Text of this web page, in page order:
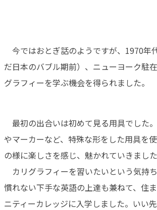
今ではおとぎ話のようですが、1970年
だ日本のバブル期前）、ニューヨーク駐
グラフィーを学ぶ機会を得られました。
最初の出合いは初めて見る用具でした
やマーカーなど、特殊な形をした用具を
の様に楽しさを感じ、魅かれていきました
カリグラフィーを習いたいという気持
慣れない下手な英語の上達も兼ねて、住
ニティーカレッジに入学しました。いい